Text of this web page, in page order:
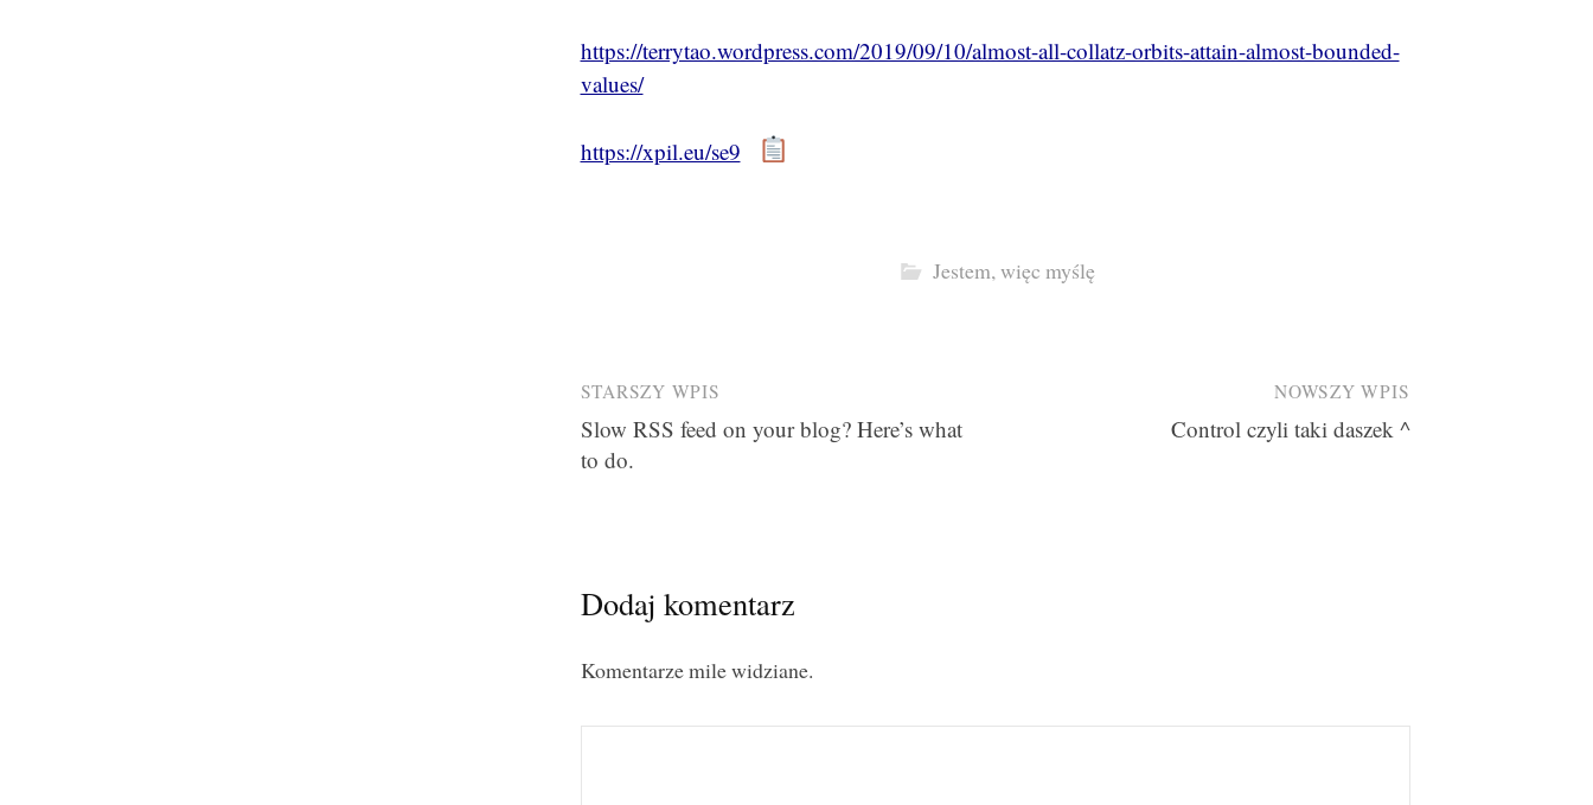
https://terrytao.wordpress.com/2019/09/10/almost-all-collatz-orbits-attain-almost-bounded-
values/
https://xpil.eu/se9
Jestem, więc myślę
Post
navigation
STARSZY WPIS
Slow RSS feed on your blog? Here’s what
to do.
NOWSZY WPIS
Control czyli taki daszek ^
Dodaj komentarz
Komentarze mile widziane.